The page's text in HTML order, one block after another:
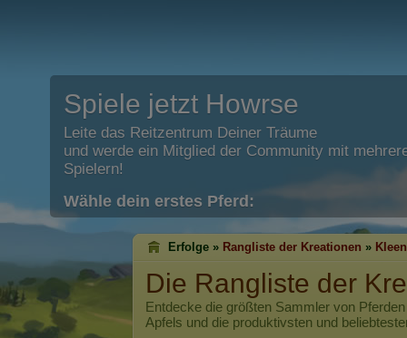
Spiele jetzt Howrse
Leite das Reitzentrum Deiner Träume
und werde ein Mitglied der Community mit
Spielern!
Wähle dein erstes Pferd:
Erfolge » Rangliste der Kreationen »
Die Rangliste der
Entdecke die größten Sammler von
Apfels und die produktivsten und